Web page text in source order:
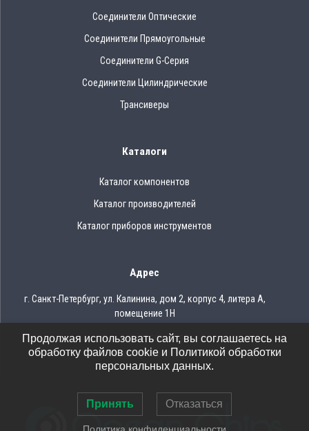
Соединители Оптические
Соединители Прямоугольные
Соединители G-Серия
Соединители Цилиндрические
Трансиверы
Каталоги
Каталог компонентов
Каталог производителей
Каталог приборов инструментов
Адрес
г. Санкт-Петербург, ул. Калинина, дом 2, корпус 4, литера А,
помещение 1Н
Тел.: 8 (812) 309-75-97
Email: ocean@oceanchips.ru
Продолжая использовать сайт, вы соглашаетесь на
обработку файлов cookie и Политикой обработки
персональных данных.
Принять Отказаться